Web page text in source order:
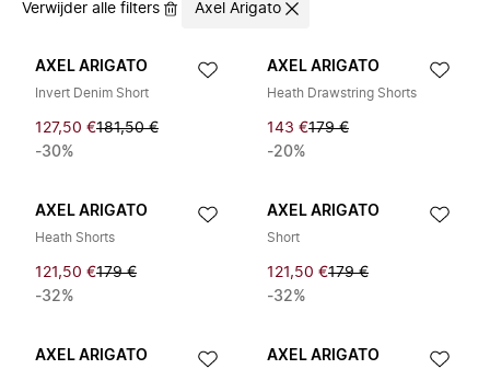
Verwijder alle filters Axel Arigato
AXEL ARIGATO
Invert Denim Short
127,50 €181,50 €
-30%
AXEL ARIGATO
Heath Drawstring Shorts
143 €179 €
-20%
AXEL ARIGATO
Heath Shorts
121,50 €179 €
-32%
AXEL ARIGATO
Short
121,50 €179 €
-32%
AXEL ARIGATO AXEL ARIGATO